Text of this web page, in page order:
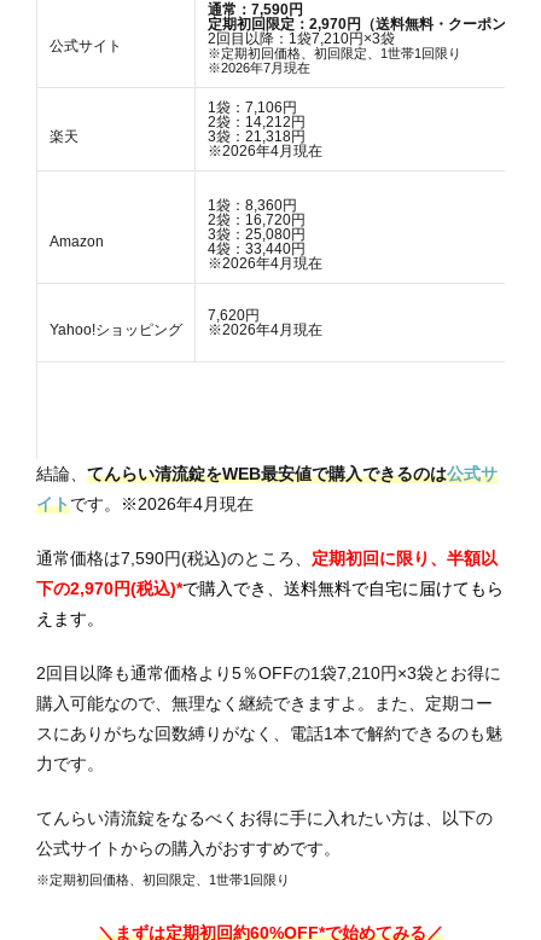
公式サイト
通常：7,590円
定期初回限定：2,970円（送料無料・クーポン利用
2回目以降：1袋7,210円×3袋
※定期初回価格、初回限定、1世帯1回限り
※2026年7月現在
楽天
1袋：7,106円
2袋：14,212円
3袋：21,318円
※2026年4月現在
Amazon
1袋：8,360円
2袋：16,720円
3袋：25,080円
4袋：33,440円
※2026年4月現在
Yahoo!ショッピング
7,620円
※2026年4月現在
結論、 てんらい清流錠をWEB最安値で購入できるのは公式サ
イトです。 ※2026年4月現在
通常価格は7,590円(税込)のところ、 定期初回に限り、半額以
下の2,970円(税込)*で購入でき、送料無料で自宅に届けてもら
えます。
2回目以降も通常価格より5％OFFの1袋7,210円×3袋とお得に
購入可能なので、無理なく継続できますよ。また、定期コー
スにありがちな回数縛りがなく、電話1本で解約できるのも魅
力です。
てんらい清流錠をなるべくお得に手に入れたい方は、以下の
公式サイトからの購入がおすすめです。
※定期初回価格、初回限定、1世帯1回限り
＼まずは定期初回約60%OFF*で始めてみる／